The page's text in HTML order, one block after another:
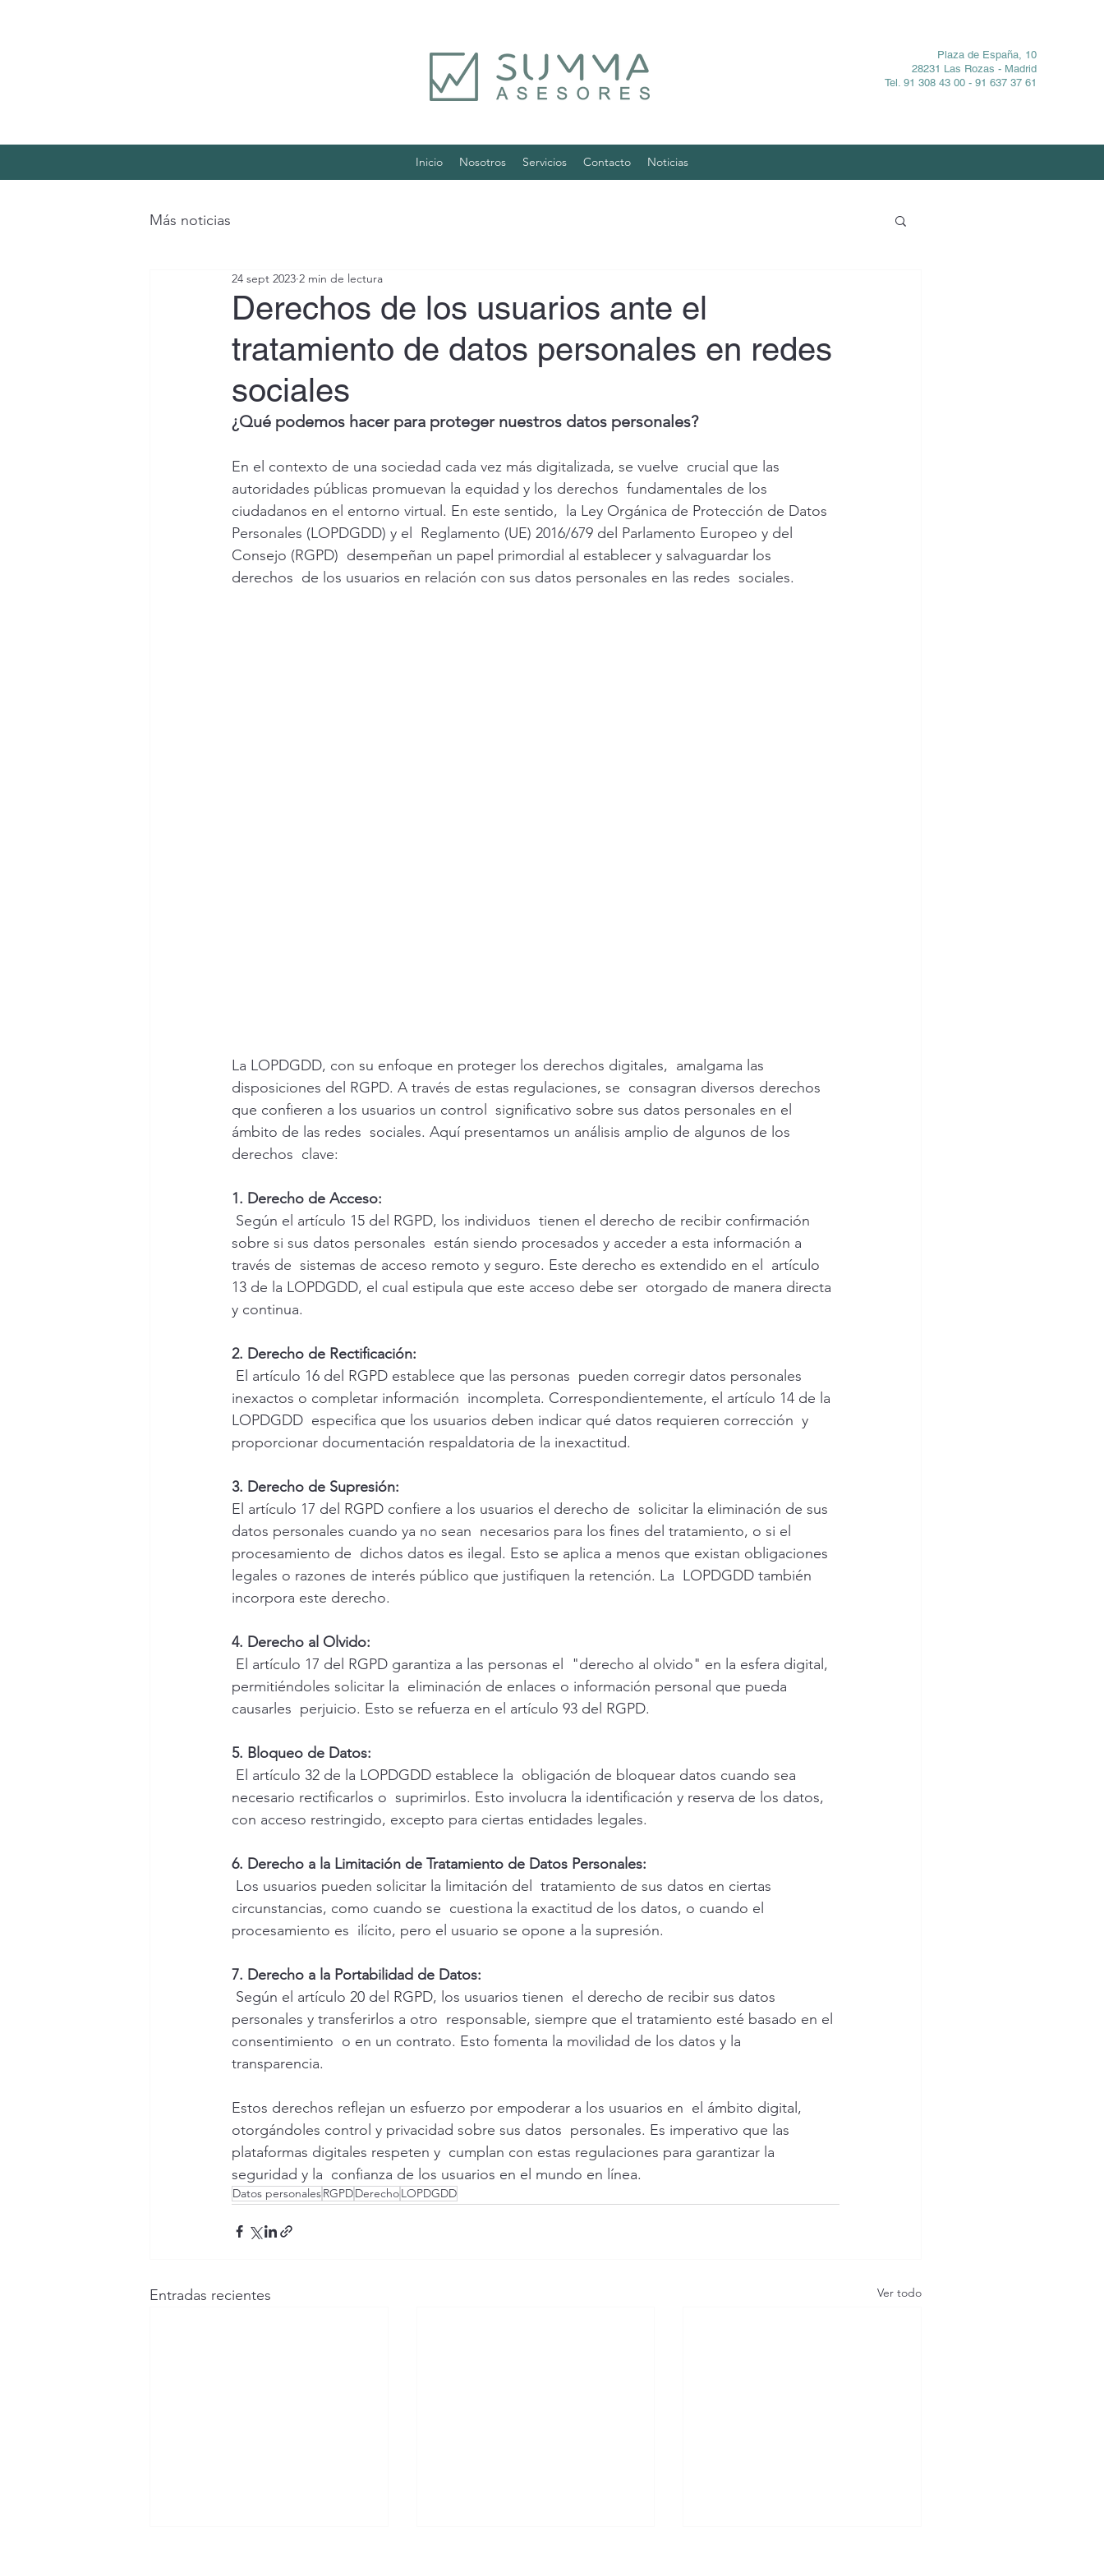
Plaza de España, 10
28231 Las Rozas - Madrid
Tel. 91 308 43 00 - 91 637 37 61
Inicio Nosotros Servicios Contacto Noticias
Más noticias
Derechos de los usuarios ante el
tratamiento de datos personales en redes
sociales
24 sept 2023 2 min de lectura
¿Qué podemos hacer para proteger nuestros datos personales?
En el contexto de una sociedad cada vez más digitalizada, se vuelve  crucial que las
autoridades públicas promuevan la equidad y los derechos  fundamentales de los
ciudadanos en el entorno virtual. En este sentido,  la Ley Orgánica de Protección de Datos
Personales (LOPDGDD) y el  Reglamento (UE) 2016/679 del Parlamento Europeo y del
Consejo (RGPD)  desempeñan un papel primordial al establecer y salvaguardar los
derechos  de los usuarios en relación con sus datos personales en las redes  sociales.
La LOPDGDD, con su enfoque en proteger los derechos digitales,  amalgama las
disposiciones del RGPD. A través de estas regulaciones, se  consagran diversos derechos
que confieren a los usuarios un control  significativo sobre sus datos personales en el
ámbito de las redes  sociales. Aquí presentamos un análisis amplio de algunos de los
derechos  clave:
1. Derecho de Acceso:
Según el artículo 15 del RGPD, los individuos  tienen el derecho de recibir confirmación
sobre si sus datos personales  están siendo procesados y acceder a esta información a
través de  sistemas de acceso remoto y seguro. Este derecho es extendido en el  artículo
13 de la LOPDGDD, el cual estipula que este acceso debe ser  otorgado de manera directa
y continua.
2. Derecho de Rectificación:
El artículo 16 del RGPD establece que las personas  pueden corregir datos personales
inexactos o completar información  incompleta. Correspondientemente, el artículo 14 de la
LOPDGDD  especifica que los usuarios deben indicar qué datos requieren corrección  y
proporcionar documentación respaldatoria de la inexactitud.
3. Derecho de Supresión:
El artículo 17 del RGPD confiere a los usuarios el derecho de  solicitar la eliminación de sus
datos personales cuando ya no sean  necesarios para los fines del tratamiento, o si el
procesamiento de  dichos datos es ilegal. Esto se aplica a menos que existan obligaciones
legales o razones de interés público que justifiquen la retención. La  LOPDGDD también
incorpora este derecho.
4. Derecho al Olvido:
El artículo 17 del RGPD garantiza a las personas el  "derecho al olvido" en la esfera digital,
permitiéndoles solicitar la  eliminación de enlaces o información personal que pueda
causarles  perjuicio. Esto se refuerza en el artículo 93 del RGPD.
5. Bloqueo de Datos:
El artículo 32 de la LOPDGDD establece la  obligación de bloquear datos cuando sea
necesario rectificarlos o  suprimirlos. Esto involucra la identificación y reserva de los datos,
con acceso restringido, excepto para ciertas entidades legales.
6. Derecho a la Limitación de Tratamiento de Datos Personales:
Los usuarios pueden solicitar la limitación del  tratamiento de sus datos en ciertas
circunstancias, como cuando se  cuestiona la exactitud de los datos, o cuando el
procesamiento es  ilícito, pero el usuario se opone a la supresión.
7. Derecho a la Portabilidad de Datos:
Según el artículo 20 del RGPD, los usuarios tienen  el derecho de recibir sus datos
personales y transferirlos a otro  responsable, siempre que el tratamiento esté basado en el
consentimiento  o en un contrato. Esto fomenta la movilidad de los datos y la
transparencia.
Estos derechos reflejan un esfuerzo por empoderar a los usuarios en  el ámbito digital,
otorgándoles control y privacidad sobre sus datos  personales. Es imperativo que las
plataformas digitales respeten y  cumplan con estas regulaciones para garantizar la
seguridad y la  confianza de los usuarios en el mundo en línea.
Datos personalesRGPDDerechoLOPDGDD
Entradas recientes Ver todo